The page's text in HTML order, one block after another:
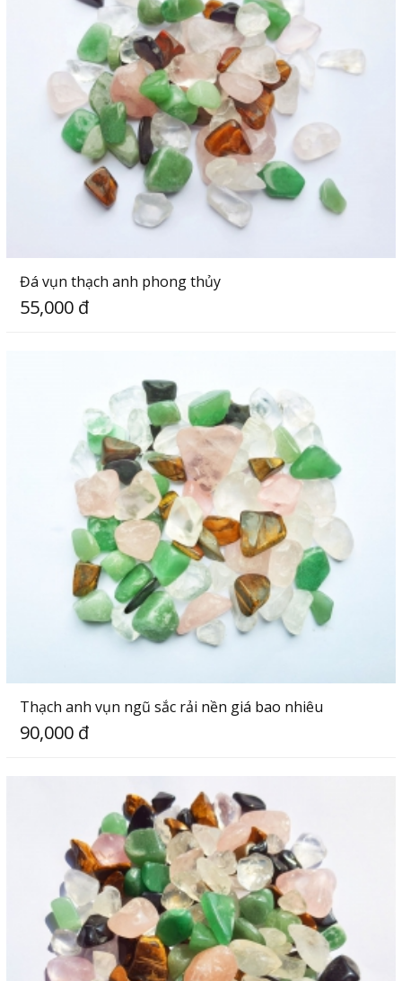
Đá vụn thạch anh phong thủy
55,000 đ
Thạch anh vụn ngũ sắc rải nền giá bao nhiêu
90,000 đ